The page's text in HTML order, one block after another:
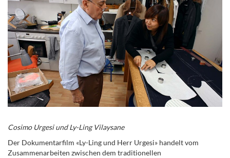
Cosimo Urgesi und Ly-Ling Vilaysane
Der Dokumentarfilm «Ly-Ling und Herr Urgesi» handelt vom
Zusammenarbeiten zwischen dem traditionellen